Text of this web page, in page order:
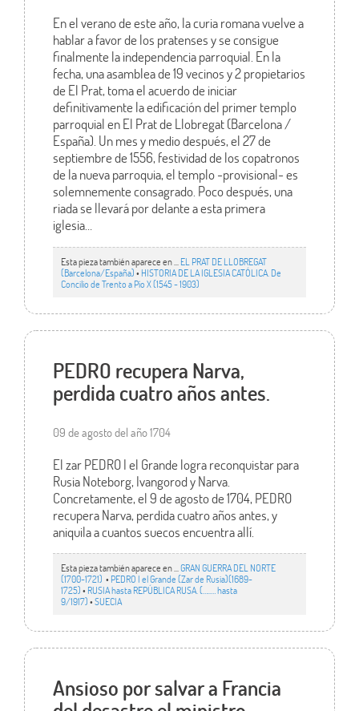
En el verano de este año, la curia romana vuelve a
hablar a favor de los pratenses y se consigue
finalmente la independencia parroquial. En la
fecha, una asamblea de 19 vecinos y 2 propietarios
de El Prat, toma el acuerdo de iniciar
definitivamente la edificación del primer templo
parroquial en El Prat de Llobregat (Barcelona /
España). Un mes y medio después, el 27 de
septiembre de 1556, festividad de los copatronos
de la nueva parroquia, el templo -provisional- es
solemnemente consagrado. Poco después, una
riada se llevará por delante a esta primera
iglesia…
Esta pieza también aparece en ... EL PRAT DE LLOBREGAT
(Barcelona/España)• HISTORIA DE LA IGLESIA CATÓLICA. De
Concilio de Trento a Pío X (1545 - 1903)
PEDRO recupera Narva,
perdida cuatro años antes.
09 de agosto del año 1704
El zar PEDRO I el Grande logra reconquistar para
Rusia Noteborg, Ivangorod y Narva.
Concretamente, el 9 de agosto de 1704, PEDRO
recupera Narva, perdida cuatro años antes, y
aniquila a cuantos suecos encuentra allí.
Esta pieza también aparece en ... GRAN GUERRA DEL NORTE
(1700-1721) • PEDRO I el Grande (Zar de Rusia)(1689-
1725)• RUSIA hasta REPÚBLICA RUSA. (…..… hasta
9/1917)•SUECIA
Ansioso por salvar a Francia